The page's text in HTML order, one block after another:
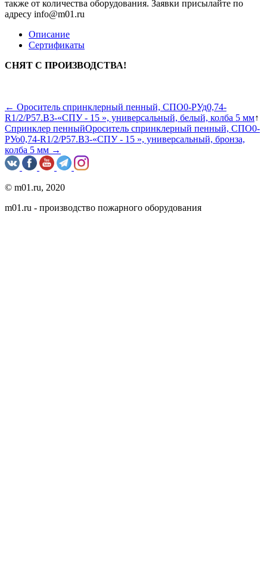
также от количества оборудования. Заявки присылайте по
адресу info@m01.ru
Описание
Сертификаты
СНЯТ С ПРОИЗВОДСТВА!
← Ороситель спринклерный пенный, CПO0-PУд0,74-
R1/2/P57.B3-«СПУ - 15 », универсальный, белый, колба 5 мм↑
Спринклер пенныйОроситель спринклерный пенный, CПO0-
PУо0,74-R1/2/P57.B3-«СПУ - 15 », универсальный, бронза,
колба 5 мм →
© m01.ru, 2020
m01.ru - производство пожарного оборудования